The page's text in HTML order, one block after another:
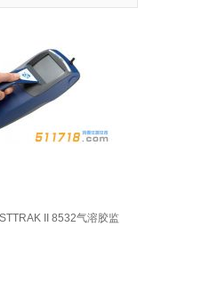
II 8532气溶胶监